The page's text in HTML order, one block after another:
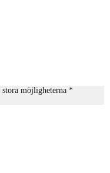
möjligheterna *